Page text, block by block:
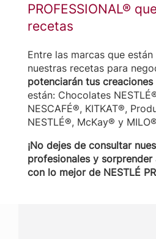
PROFESSIONAL®
recetas
Entre las marcas que
nuestras recetas para
potenciarán tus
están: Chocolates
NESCAFÉ®, KITKAT®,
NESTLÉ®, McKay® y
¡No dejes de consultar
profesionales y sorprender
con lo mejor de NESTLÉ